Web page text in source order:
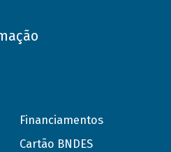
Financiamentos
Cartão BNDES